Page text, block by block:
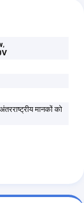
,
मानकों को